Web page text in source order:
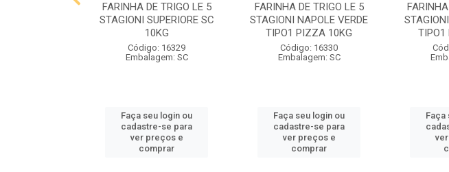
FARINHA DE TRIGO LE 5
STAGIONI SUPERIORE SC
10KG
Código: 16329
Embalagem: SC
Faça seu login ou
cadastre-se para
ver preços e
comprar
FARINHA DE TRIGO LE 5
STAGIONI NAPOLE VERDE
TIPO1 PIZZA 10KG
Código: 16330
Embalagem: SC
Faça seu login ou
cadastre-se para
ver preços e
comprar
TIPO1
Faça